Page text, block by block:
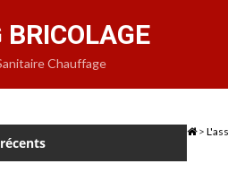
BRICOLAGE
Chauffage
>